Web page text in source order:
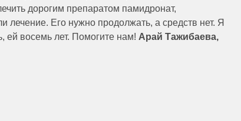
дорогим препаратом памидронат,
Его нужно продолжать, а средств нет. Я
ей восемь лет. Помогите нам! Арай Тажибаева,